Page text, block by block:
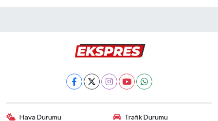
Hava Durumu Trafik Durumu